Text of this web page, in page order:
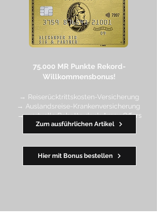
75.000 MR Punkte Rekord-
Willkommensbonus!
→ Reiserücktrittskosten-Versicherung
→ Auslandsreise-Krankenversicherung
→ wertvolle Rabatte dank Amex Offers
━━━━━━━
Hier mit Bonus bestellen
Zum ausführlichen Artikel